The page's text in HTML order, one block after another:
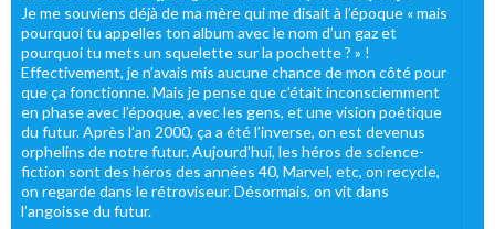
Je me souviens déjà de ma mère qui me disait à l’époque « mais
pourquoi tu appelles ton album avec le nom d’un gaz et
pourquoi tu mets un squelette sur la pochette ? » !
Effectivement, je n’avais mis aucune chance de mon côté pour
que ça fonctionne. Mais je pense que c’était inconsciemment
en phase avec l’époque, avec les gens, et une vision poétique
du futur. Après l’an 2000, ça a été l’inverse, on est devenus
orphelins de notre futur. Aujourd’hui, les héros de science-
fiction sont des héros des années 40, Marvel, etc, on recycle,
on regarde dans le rétroviseur. Désormais, on vit dans
l’angoisse du futur.